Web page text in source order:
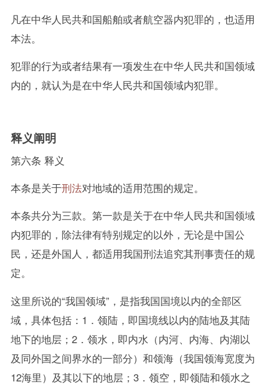
凡在中华人民共和国船舶或者航空器内犯罪的，也适用
本法。
犯罪的行为或者结果有一项发生在中华人民共和国领域
内的，就认为是在中华人民共和国领域内犯罪。
释义阐明
第六条 释义
本条是关于刑法对地域的适用范围的规定。
本条共分为三款。第一款是关于在中华人民共和国领域
内犯罪的，除法律有特别规定的以外，无论是中国公
民，还是外国人，都适用我国刑法追究其刑事责任的规
定。
这里所说的“我国领域”，是指我国国境以内的全部区
域，具体包括：1．领陆，即国境线以内的陆地及其陆
地下的地层；2．领水，即内水（内河、内海、内湖以
及同外国之间界水的一部分）和领海（我国领海宽度为
12海里）及其以下的地层；3．领空，即领陆和领水之